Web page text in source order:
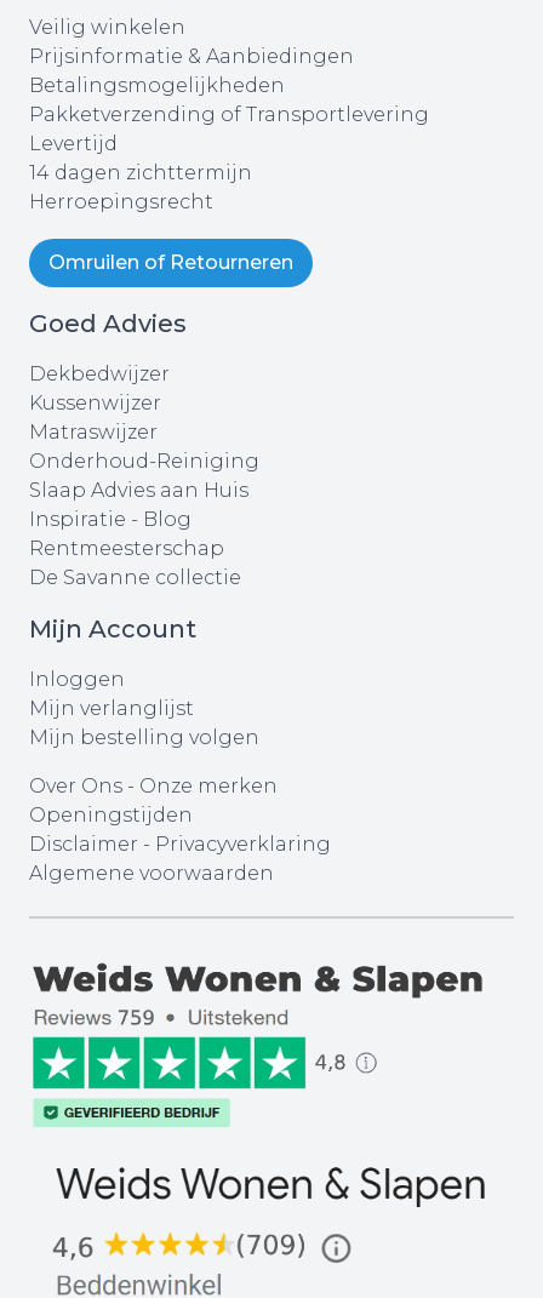
Veilig winkelen
Prijsinformatie & Aanbiedingen
Betalingsmogelijkheden
Pakketverzending of Transportlevering
Levertijd
14 dagen zichttermijn
Herroepingsrecht
Omruilen of Retourneren
Goed Advies
Dekbedwijzer
Kussenwijzer
Matraswijzer
Onderhoud-Reiniging
Slaap Advies aan Huis
Inspiratie - Blog
Rentmeesterschap
De Savanne collectie
Mijn Account
Inloggen
Mijn verlanglijst
Mijn bestelling volgen
Over Ons - Onze merken
Openingstijden
Disclaimer - Privacyverklaring
Algemene voorwaarden